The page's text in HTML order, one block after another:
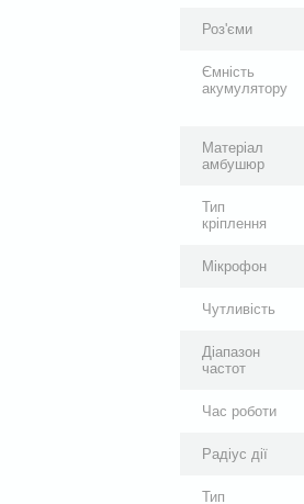
Роз'єми
Ємність
акумулятору
Матеріал
амбушюр
Тип
кріплення
Мікрофон
Чутливість
Діапазон
частот
Час роботи
Радіус дії
Тип